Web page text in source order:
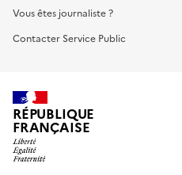
Vous êtes journaliste ?
Contacter Service Public
RÉPUBLIQUE
FRANÇAISE